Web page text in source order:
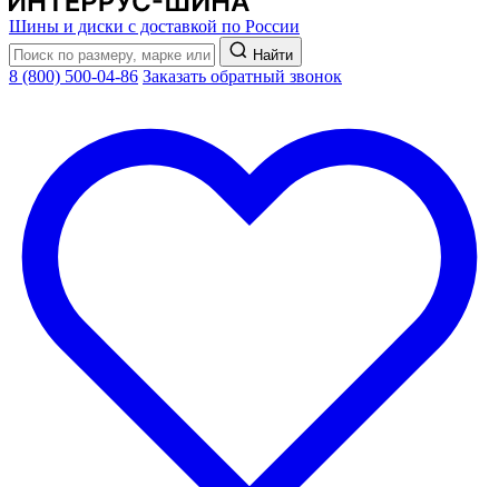
Шины и диски с доставкой по России
Найти
8 (800) 500-04-86 Заказать обратный звонок